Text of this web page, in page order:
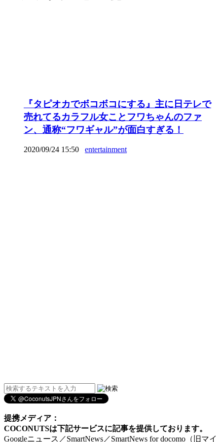
『タピオカでボコボコにする』主に日テレで
売れてるカラフル女ことフワちゃんのファ
ン、通称“フワギャル”が面白すぎる！
2020/09/24 15:50 entertainment
提携メディア：
COCONUTSは下記サービスに記事を提供しております。
Googleニュース／SmartNews／SmartNews for docomo（旧マイ